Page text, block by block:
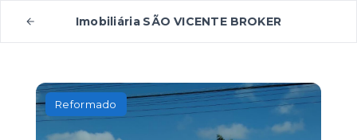
Imobiliária SÃO VICENTE BROKER
Reformado